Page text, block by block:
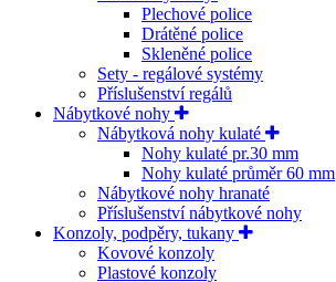
Plechové police
Drátěné police
Skleněné police
Sety - regálové systémy
Příslušenství regálů
Nábytkové nohy
Nábytková nohy kulaté
Nohy kulaté pr.30 mm
Nohy kulaté průměr 60 mm
Nábytkové nohy hranaté
Příslušenství nábytkové nohy
Konzoly, podpěry, tukany
Kovové konzoly
Plastové konzoly